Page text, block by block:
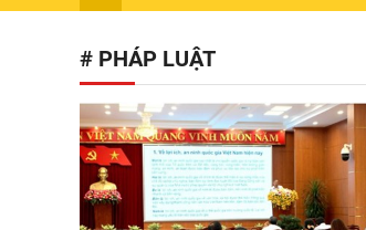
# PHÁP LUẬT